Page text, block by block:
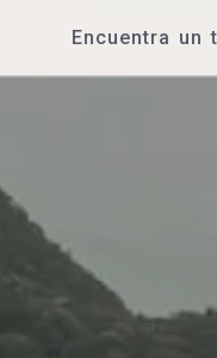
Encuentra un